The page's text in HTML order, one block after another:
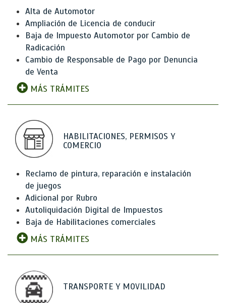
Alta de Automotor
Ampliación de Licencia de conducir
Baja de Impuesto Automotor por Cambio de
Radicación
Cambio de Responsable de Pago por Denuncia
de Venta
MÁS TRÁMITES
HABILITACIONES, PERMISOS Y
COMERCIO
Reclamo de pintura, reparación e instalación
de juegos
Adicional por Rubro
Autoliquidación Digital de Impuestos
Baja de Habilitaciones comerciales
MÁS TRÁMITES
TRANSPORTE Y MOVILIDAD